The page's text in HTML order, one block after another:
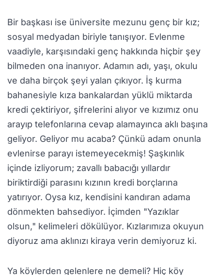
Bir başkası ise üniversite mezunu genç bir kız;
sosyal medyadan biriyle tanışıyor. Evlenme
vaadiyle, karşısındaki genç hakkında hiçbir şey
bilmeden ona inanıyor. Adamın adı, yaşı, okulu
ve daha birçok şeyi yalan çıkıyor. İş kurma
bahanesiyle kıza bankalardan yüklü miktarda
kredi çektiriyor, şifrelerini alıyor ve kızımız onu
arayıp telefonlarına cevap alamayınca aklı başına
geliyor. Geliyor mu acaba? Çünkü adam onunla
evlenirse parayı istemeyecekmiş! Şaşkınlık
içinde izliyorum; zavallı babacığı yıllardır
biriktirdiği parasını kızının kredi borçlarına
yatırıyor. Oysa kız, kendisini kandıran adama
dönmekten bahsediyor. İçimden "Yazıklar
olsun," kelimeleri dökülüyor. Kızlarımıza okuyun
diyoruz ama aklınızı kiraya verin demiyoruz ki.
Ya köylerden gelenlere ne demeli? Hiç köy